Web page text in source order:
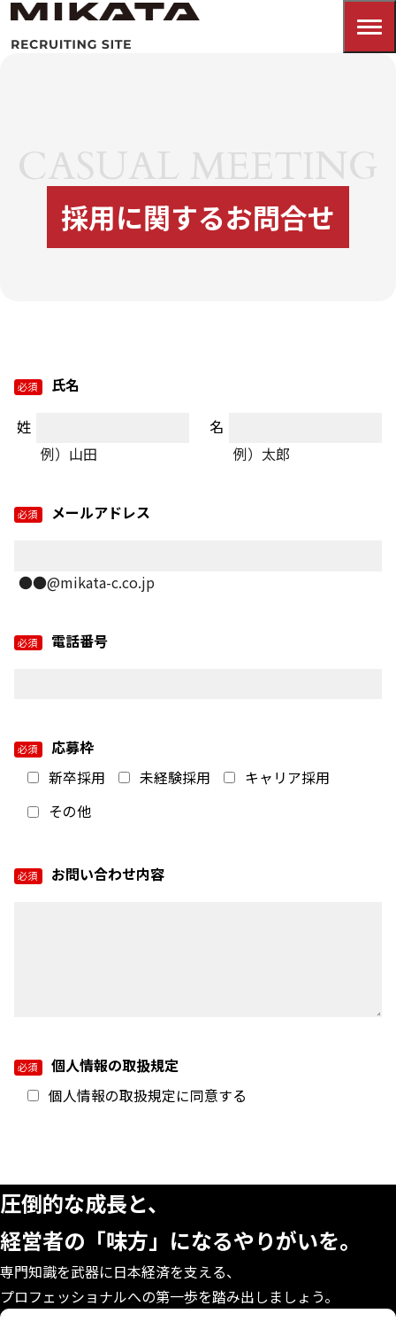
採用に関するお問合せ
CASUAL MEETING
圧倒的な成長と、
経営者の「味方」になるやりがいを。
CONTACT
専門知識を武器に日本経済を支える、
プロフェッショナルへの第一歩を踏み出しましょう。